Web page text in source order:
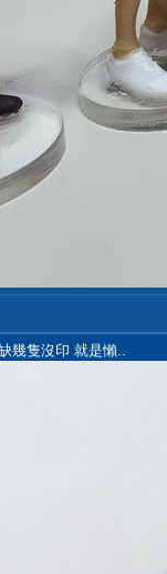
幾隻沒印 就是懶..